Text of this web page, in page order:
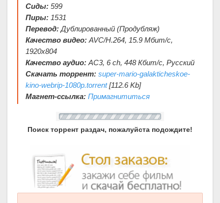
Сиды: 599
Пиры: 1531
Перевод:Дублированный (Продубляж)
Качество видео:AVC/H.264, 15.9 Mбит/с,
1920х804
Качество аудио:AC3, 6 ch, 448 Кбит/с, Русский
Скачать торрент:super-mario-galakticheskoe-
kino-webrip-1080p.torrent[112.6 Kb]
Магнет-ссылка:Примагнититься
Поиск торрент раздач, пожалуйста подождите!